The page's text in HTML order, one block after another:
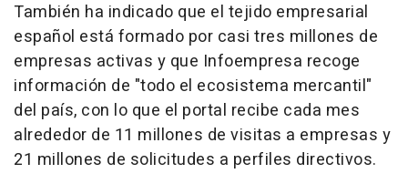
También ha indicado que el tejido empresarial
español está formado por casi tres millones de
empresas activas y que Infoempresa recoge
información de "todo el ecosistema mercantil"
del país, con lo que el portal recibe cada mes
alrededor de 11 millones de visitas a empresas y
21 millones de solicitudes a perfiles directivos.